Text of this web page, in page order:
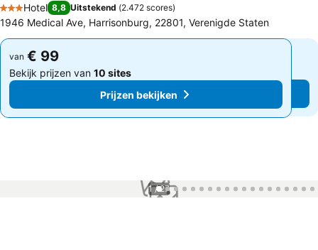
3 Sterren
Hotel 8,8 Uitstekend (2.472 scores)
1946 Medical Ave, Harrisonburg, 22801, Verenigde Staten
van € 99
Bekijk prijzen van 10 sites
Prijzen bekijken
van € 99
Bekijk prijzen van 10 sites
Prijzen bekijken
1 / 27